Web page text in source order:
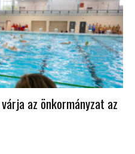
az önkormányzat az